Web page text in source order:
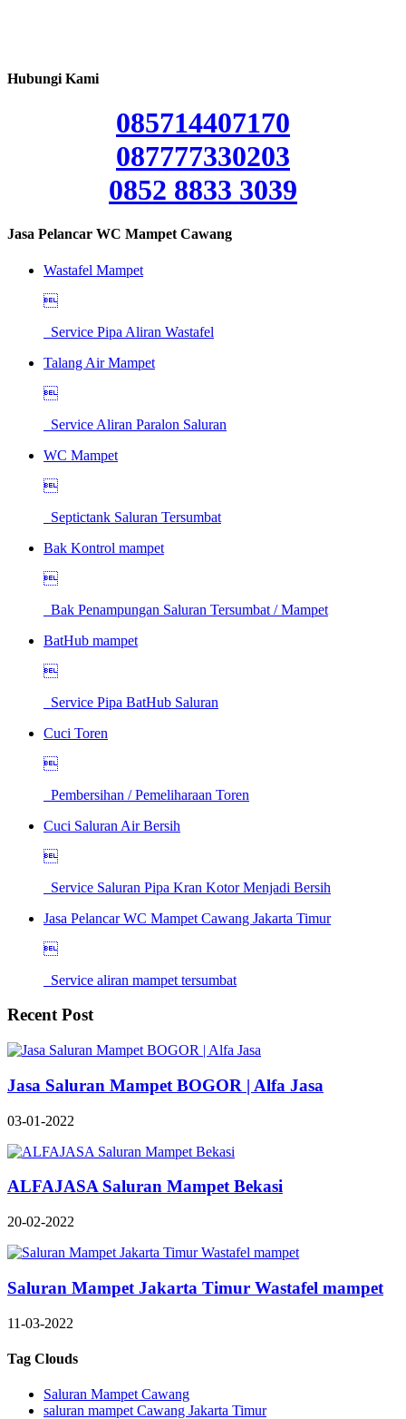
Hubungi Kami
085714407170
087777330203
0852 8833 3039
Jasa Pelancar WC Mampet Cawang
Wastafel Mampet

Service Pipa Aliran Wastafel
Talang Air Mampet

Service Aliran Paralon Saluran
WC Mampet

Septictank Saluran Tersumbat
Bak Kontrol mampet

Bak Penampungan Saluran Tersumbat / Mampet
BatHub mampet

Service Pipa BatHub Saluran
Cuci Toren

Pembersihan / Pemeliharaan Toren
Cuci Saluran Air Bersih

Service Saluran Pipa Kran Kotor Menjadi Bersih
Jasa Pelancar WC Mampet Cawang Jakarta Timur

Service aliran mampet tersumbat
Recent Post
Jasa Saluran Mampet BOGOR | Alfa Jasa
03-01-2022
ALFAJASA Saluran Mampet Bekasi
20-02-2022
Saluran Mampet Jakarta Timur Wastafel mampet
11-03-2022
Tag Clouds
Saluran Mampet Cawang
saluran mampet Cawang Jakarta Timur